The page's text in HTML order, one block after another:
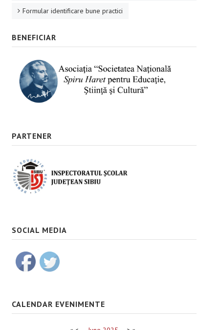
Formular identificare bune practici
BENEFICIAR
PARTENER
SOCIAL MEDIA
CALENDAR EVENIMENTE